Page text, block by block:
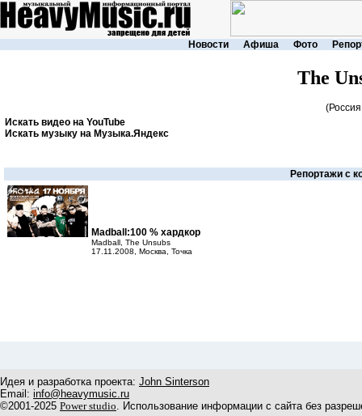
Новости Афиша Фото
The
Искать видео на YouTube
Искать музыку на Музыка.Яндекс
Репортажи с
Madball:100 % хардкор
Madball, The Unsubs
17.11.2008, Москва, Точка
Идея и разработка проекта: John Sinterson
Email: info@heavymusic.ru
©2001-2025 Power studio. Использование информации с сайта без